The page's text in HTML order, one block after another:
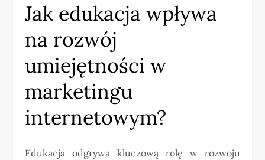
Jak edukacja wpływa
na rozwój
umiejętności w
marketingu
internetowym?
Edukacja odgrywa kluczową rolę w rozwoju